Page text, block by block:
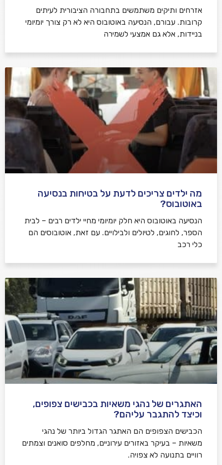
אזרחים ותיקים משתמשים בתחבורה הציבורית לעיתים
קרובות. עבורם, הנסיעה באוטובוס היא לא רק צורך יומיומי
בניידות, אלא גם אמצעי לשמירה
מה ילדים צריכים לדעת על בטיחות בנסיעה
באוטובוס?
הנסיעה באוטובוס היא חלק יומיומי מחיי ילדים רבים – לבית
הספר, לחוגים, לטיולים ולבילויים. עם זאת, אוטובוסים הם
כלי רכב
האתגרים של נהגי משאיות בכבישים צפופים,
וכיצד להתגבר עליהם?
הכבישים הצפופים הם האתגר הגדול ביותר של נהגי
משאיות – בעיקר באזורים עירוניים, מחלפים סואנים וצמתים
רוויים בתנועה לא צפויה.